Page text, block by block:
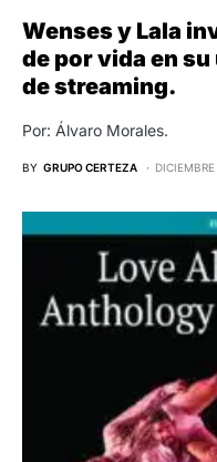
Wenses y Lala
de por vida en
de streaming.
Por: Álvaro Morales.
BY GRUPO CERTEZA